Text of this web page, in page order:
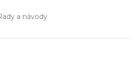
a návody